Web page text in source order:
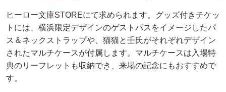
ヒーロー文庫STOREにて求められます。グッズ付きチケッ
トには、横浜限定デザインのゲストパスをイメージしたパ
ス＆ネックストラップや、猫猫と壬氏がそれぞれデザイン
されたマルチケースが付属します。マルチケースは入場特
典のリーフレットも収納でき、来場の記念にもおすすめで
す。